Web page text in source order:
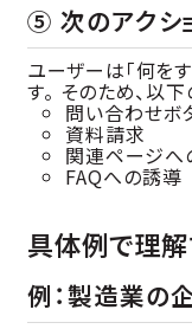
⑤ 次のアクシ
ユーザーは「何を
す。 そのため、以
問い合わせボ
資料請求
関連ページへ
FAQへの誘導
具体例で理
例：製造業の